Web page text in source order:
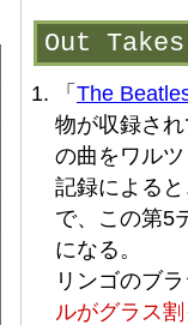
Out Takes
「 The
物が収録さ
の曲をワル
記録による
で、この第5
になる。
リンゴのブ
ルがグラス